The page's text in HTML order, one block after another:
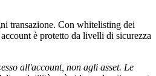
transazione. Con whitelisting dei
è protetto da livelli di sicurezza
all'account, non agli asset. Le